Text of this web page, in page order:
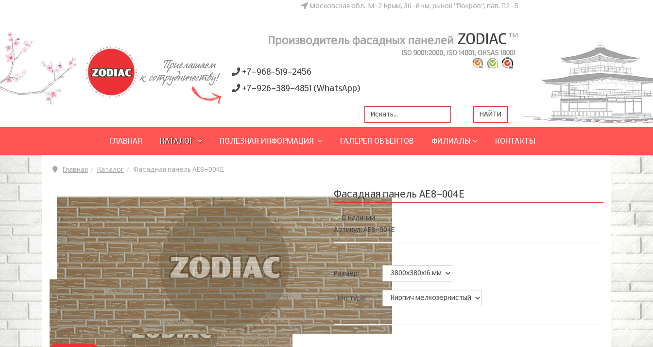
Московская обл., М-2 Крым, 36-й км, рынок "Покров", пав. П2-5
ZODIAC
+7-968-519-2456
+7-926-389-4851 (WhatsApp)
ГЛАВНАЯ КАТАЛОГ ПОЛЕЗНАЯ ИНФОРМАЦИЯ ГАЛЕРЕЯ ОБЪЕКТОВ ФИЛИАЛЫ КОНТАКТЫ
Главная Каталог Фасадная панель AE8-004E
Фасадная панель AE8-004E
В наличии
Артикул: AE8-004E
Размер:
Текстура: